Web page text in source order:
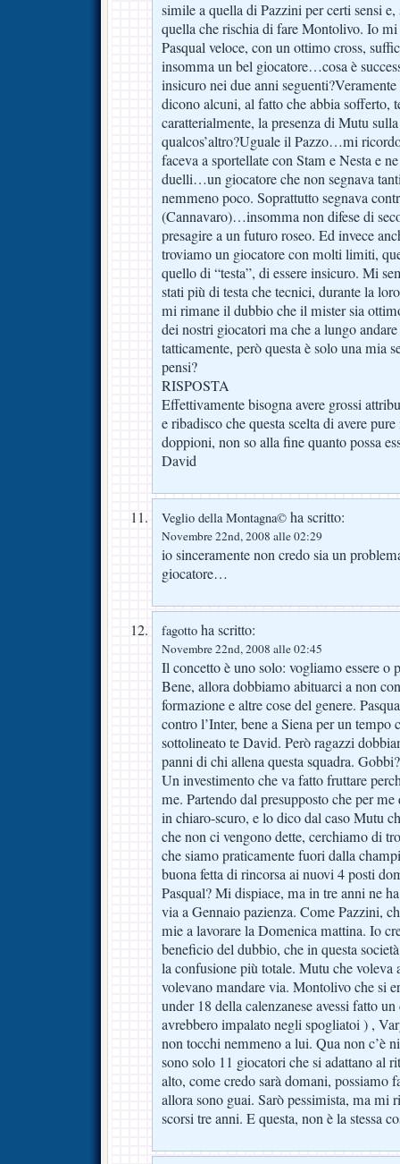
simile a quella di Pazzini per certi sensi e,
quella che rischia di fare Montolivo. Io
Pasqual veloce, con un ottimo cross,
insomma un bel giocatore…cosa è
insicuro nei due anni
dicono alcuni, al fatto che abbia sofferto,
caratterialmente, la presenza di Mutu
qualcos’altro?Uguale il Pazzo…mi
faceva a sportellate con Stam e Nesta e
duelli…un giocatore che non segnava
nemmeno poco. Soprattutto segnava
(Cannavaro)…insomma non difese di
presagire a un futuro roseo. Ed invece
troviamo un giocatore con molti limiti,
quello di “testa”, di essere insicuro. Mi
stati più di testa che tecnici, durante la
mi rimane il dubbio che il mister sia
dei nostri giocatori ma che a lungo
tatticamente, però questa è solo una mia
pensi?
RISPOSTA
Effettivamente bisogna avere grossi
e ribadisco che questa scelta di avere
doppioni, non so alla fine quanto possa
David
Veglio della Montagna© ha scritto:
Novembre 22nd, 2008 alle 02:29
io sinceramente non credo sia un
giocatore…
fagotto ha scritto:
Novembre 22nd, 2008 alle 02:45
Il concetto è uno solo: vogliamo essere o
Bene, allora dobbiamo abituarci a non
formazione e altre cose del genere.
contro l’Inter, bene a Siena per un tempo
sottolineato te David. Però ragazzi
panni di chi allena questa squadra.
Un investimento che va fatto fruttare
me. Partendo dal presupposto che per
in chiaro-scuro, e lo dico dal caso Mutu
che non ci vengono dette, cerchiamo di
che siamo praticamente fuori dalla
buona fetta di rincorsa ai nuovi 4 posti
Pasqual? Mi dispiace, ma in tre anni ne
via a Gennaio pazienza. Come Pazzini,
mie a lavorare la Domenica mattina. Io
beneficio del dubbio, che in questa
la confusione più totale. Mutu che voleva
volevano mandare via. Montolivo che si
under 18 della calenzanese avessi fatto
avrebbero impalato negli spogliatoi ) ,
non tocchi nemmeno a lui. Qua non c’è
sono solo 11 giocatori che si adattano al
alto, come credo sarà domani, possiamo
allora sono guai. Sarò pessimista, ma mi
scorsi tre anni. E questa, non è la stessa